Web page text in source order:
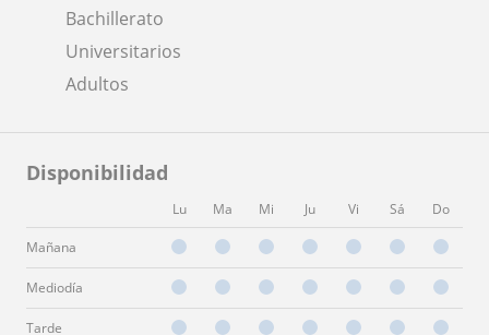
Bachillerato
Universitarios
Adultos
Disponibilidad
Lu Ma Mi Ju Vi Sá Do
Mañana
Mediodía
Tarde